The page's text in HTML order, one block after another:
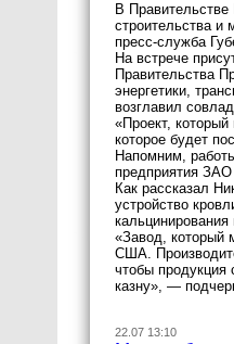
В
строительства и
пресс-служба
На встрече
Правительства
энергетики,
возглавил
«Проект,
которое будет
Напомним,
предприятия ЗАО
Как рассказал
устройство
«Завод, который
США.
чтобы продукция
казну», —
22.07 13:10